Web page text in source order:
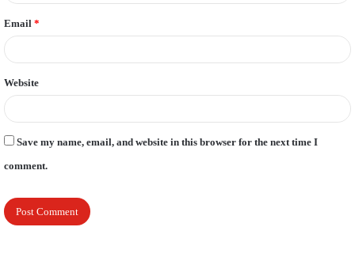
Email *
Website
Save my name, email, and website in this browser for the next time I
comment.